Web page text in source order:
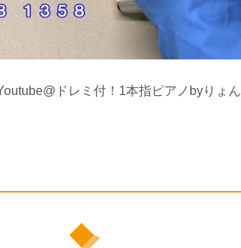
ドレミ付！1本指ピアノbyりょん